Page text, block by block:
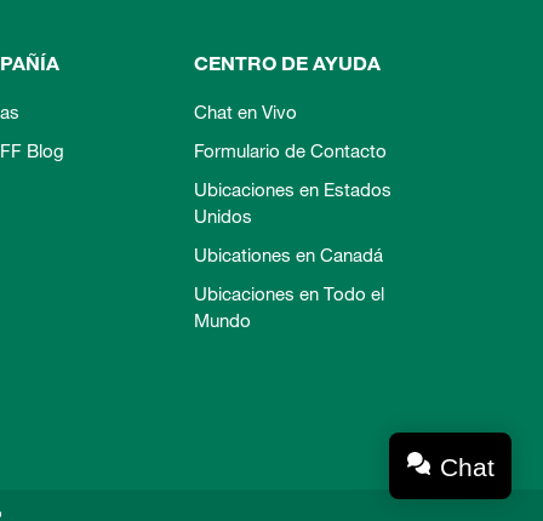
Blog
CENTRO DE AYUDA
Chat en Vivo
Formulario de Contacto
Ubicaciones en Estados
Unidos
Ubicationes en Canadá
Ubicaciones en Todo el
Mundo
Chat